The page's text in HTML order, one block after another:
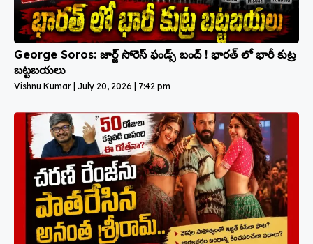
George Soros: జార్జ్ సోరెస్ ఫండ్స్ బంద్ ! భారత్ లో భారీ కుట్ర
బట్టబయలు
Vishnu Kumar July 20, 2026 7:42 pm